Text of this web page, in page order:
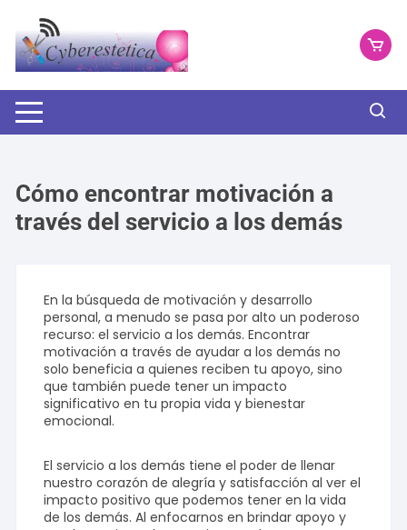
contenido
Cómo encontrar motivación a
través del servicio a los demás
En la búsqueda de motivación y desarrollo
personal, a menudo se pasa por alto un poderoso
recurso: el servicio a los demás. Encontrar
motivación a través de ayudar a los demás no
solo beneficia a quienes reciben tu apoyo, sino
que también puede tener un impacto
significativo en tu propia vida y bienestar
emocional.
El servicio a los demás tiene el poder de llenar
nuestro corazón de alegría y satisfacción al ver el
impacto positivo que podemos tener en la vida
de los demás. Al enfocarnos en brindar apoyo y